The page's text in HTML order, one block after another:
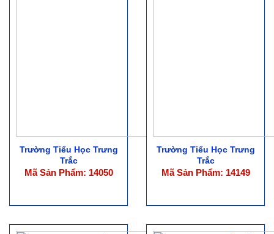
Trường Tiểu Học Trưng
Trắc
Mã Sản Phẩm: 14050
Trường Tiểu Học Trưng
Trắc
Mã Sản Phẩm: 14149